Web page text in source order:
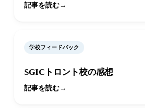
記事を読む
学校フィードバック
SGICトロント校の感想
記事を読む